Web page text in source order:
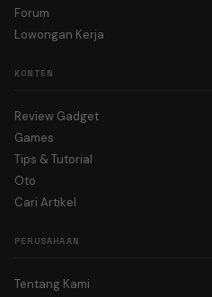
Forum
Lowongan Kerja
KONTEN
Review Gadget
Games
Tips & Tutorial
Oto
Cari Artikel
PERUSAHAAN
Tentang Kami